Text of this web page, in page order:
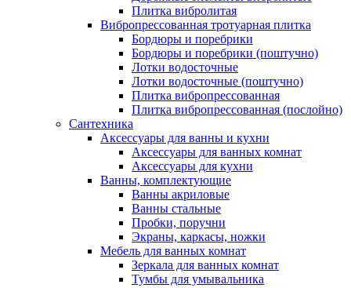
Плитка вибролитая
Вибропрессованная тротуарная плитка
Бордюры и поребрики
Бордюры и поребрики (поштучно)
Лотки водосточные
Лотки водосточные (поштучно)
Плитка вибропрессованная
Плитка вибропрессованная (послойно)
Сантехника
Аксессуары для ванны и кухни
Аксессуары для ванных комнат
Аксессуары для кухни
Ванны, комплектующие
Ванны акриловые
Ванны стальные
Пробки, поручни
Экраны, каркасы, ножки
Мебель для ванных комнат
Зеркала для ванных комнат
Тумбы для умывальника